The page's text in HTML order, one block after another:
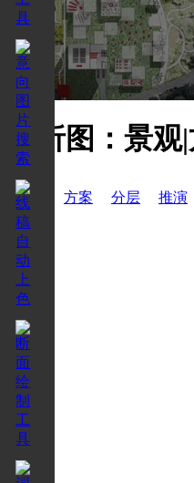
分析图：景
景观 方案 分层
推演
8018
8018